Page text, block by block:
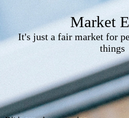
Market
It's just a fair market for
things